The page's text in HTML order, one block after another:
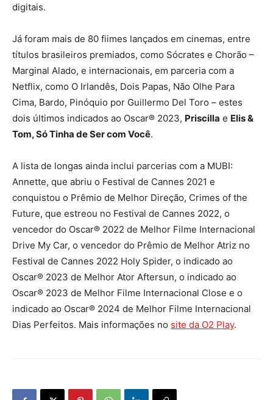
digitais.
Já foram mais de 80 fiimes lançados em cinemas, entre
títulos brasileiros premiados, como Sócrates e Chorão –
Marginal Alado, e internacionais, em parceria com a
Netflix, como O Irlandês, Dois Papas, Não Olhe Para
Cima, Bardo, Pinóquio por Guillermo Del Toro – estes
dois últimos indicados ao Oscar® 2023, Priscilla e Elis &
Tom, Só Tinha de Ser com Você.
A lista de longas ainda inclui parcerias com a MUBI:
Annette, que abriu o Festival de Cannes 2021 e
conquistou o Prêmio de Melhor Direção, Crimes of the
Future, que estreou no Festival de Cannes 2022, o
vencedor do Oscar® 2022 de Melhor Filme Internacional
Drive My Car, o vencedor do Prêmio de Melhor Atriz no
Festival de Cannes 2022 Holy Spider, o indicado ao
Oscar® 2023 de Melhor Ator Aftersun, o indicado ao
Oscar® 2023 de Melhor Filme Internacional Close e o
indicado ao Oscar® 2024 de Melhor Filme Internacional
Dias Perfeitos. Mais informações no site da O2 Play.